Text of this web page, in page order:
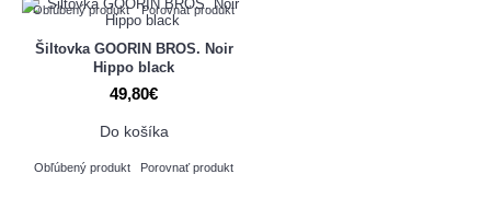
Obľúbený produkt Porovnať produkt
Šiltovka GOORIN BROS. Noir
Hippo black
49,80€
Do košíka
Obľúbený produkt Porovnať produkt